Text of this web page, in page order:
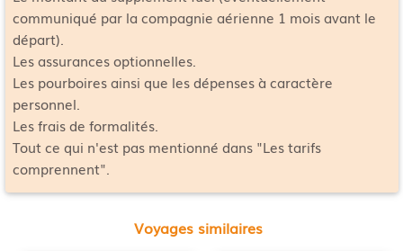
communiqué par la compagnie aérienne 1 mois avant le
départ).
Les assurances optionnelles.
Les pourboires ainsi que les dépenses à caractère
personnel.
Les frais de formalités.
Tout ce qui n'est pas mentionné dans "Les tarifs
comprennent".
Voyages similaires